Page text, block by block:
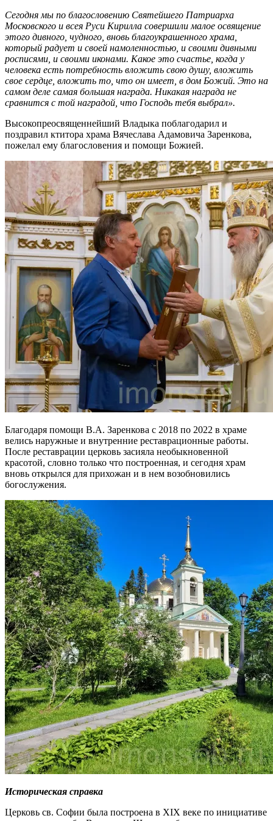
Сегодня мы по благословению Святейшего Патриарха
Московского и всея Руси Кирилла совершили малое освящение
этого дивного, чудного, вновь благоукрашенного храма,
который радует и своей намоленностью, и своими дивными
росписями, и своими иконами. Какое это счастье, когда у
человека есть потребность вложить свою душу, вложить
свое сердце, вложить то, что он имеет, в дом Божий. Это на
самом деле самая большая награда. Никакая награда не
сравнится с той наградой, что Господь тебя выбрал».
Высокопреосвященнейший Владыка поблагодарил и
поздравил ктитора храма Вячеслава Адамовича Заренкова,
пожелал ему благословения и помощи Божией.
Благодаря помощи В.А. Заренкова с 2018 по 2022 в храме
велись наружные и внутренние реставрационные работы.
После реставрации церковь засияла необыкновенной
красотой, словно только что построенная, и сегодня храм
вновь открылся для прихожан и в нем возобновились
богослужения.
Историческая справка
Церковь св. Софии была построена в XIX веке по инициативе